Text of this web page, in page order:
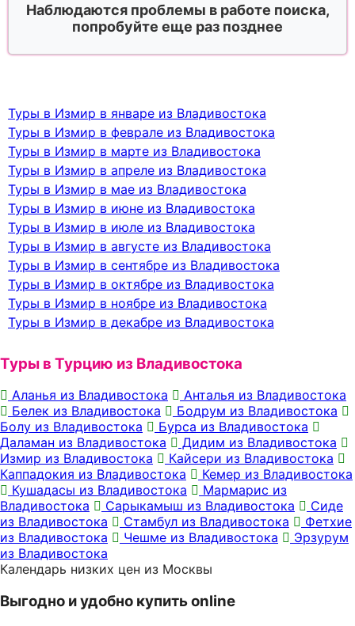
Наблюдаются проблемы в работе поиска,
попробуйте еще раз позднее
Туры в Измир в январе из Владивостока
Туры в Измир в феврале из Владивостока
Туры в Измир в марте из Владивостока
Туры в Измир в апреле из Владивостока
Туры в Измир в мае из Владивостока
Туры в Измир в июне из Владивостока
Туры в Измир в июле из Владивостока
Туры в Измир в августе из Владивостока
Туры в Измир в сентябре из Владивостока
Туры в Измир в октябре из Владивостока
Туры в Измир в ноябре из Владивостока
Туры в Измир в декабре из Владивостока
Туры в Турцию из Владивостока
Аланья из Владивостока
Анталья из Владивостока
Белек из Владивостока
Бодрум из Владивостока
Болу из Владивостока
Бурса из Владивостока
Даламан из Владивостока
Дидим из Владивостока
Измир из Владивостока
Кайсери из Владивостока
Каппадокия из Владивостока
Кемер из Владивостока
Кушадасы из Владивостока
Мармарис из
Владивостока
Сарыкамыш из Владивостока
Сиде
из Владивостока
Стамбул из Владивостока
Фетхие
из Владивостока
Чешме из Владивостока
Эрзурум
из Владивостока
Календарь низких цен из Москвы
Выгодно и удобно купить online